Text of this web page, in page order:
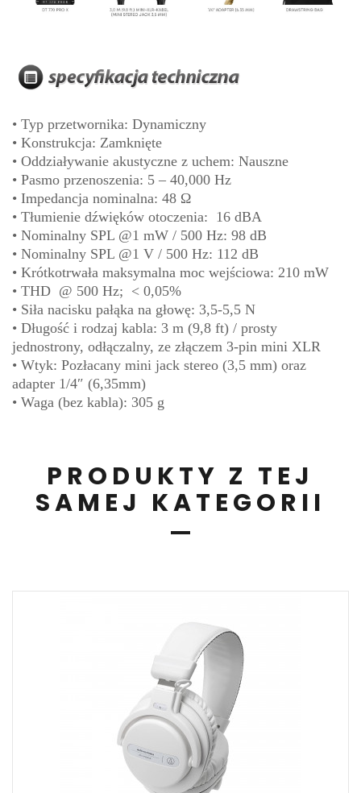
• Typ przetwornika: Dynamiczny
• Konstrukcja: Zamknięte
• Oddziaływanie akustyczne z uchem: Nauszne
• Pasmo przenoszenia: 5 – 40,000 Hz
• Impedancja nominalna: 48 Ω
• Tłumienie dźwięków otoczenia: 16 dBA
• Nominalny SPL @1 mW / 500 Hz: 98 dB
• Nominalny SPL @1 V / 500 Hz: 112 dB
• Krótkotrwała maksymalna moc wejściowa: 210 mW
• THD @ 500 Hz; < 0,05%
• Siła nacisku pałąka na głowę: 3,5-5,5 N
• Długość i rodzaj kabla: 3 m (9,8 ft) / prosty
jednostrony, odłączalny, ze złączem 3-pin mini XLR
• Wtyk: Pozłacany mini jack stereo (3,5 mm) oraz
adapter 1/4″ (6,35mm)
• Waga (bez kabla): 305 g
PRODUKTY Z TEJ
SAMEJ KATEGORII